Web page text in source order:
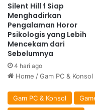
Silent Hill f Siap
Menghadirkan
Pengalaman Horor
Psikologis yang Lebih
Mencekam dari
Sebelumnya
4 hari ago
Home /Gam PC & Konsol
Gam PC & Konsol